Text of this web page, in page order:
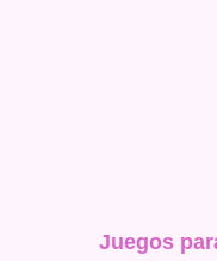
Juegos